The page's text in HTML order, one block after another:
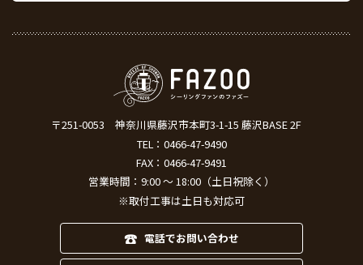
〒251-0053
神奈川県藤沢市本町3-1-15 藤沢BASE 2F
TEL： 0466-47-9490
FAX：0466-47-9491
営業時間：9:00 ～ 18:00（土日祝除く）
※取付工事は土日も対応可
電話でお問い合わせ